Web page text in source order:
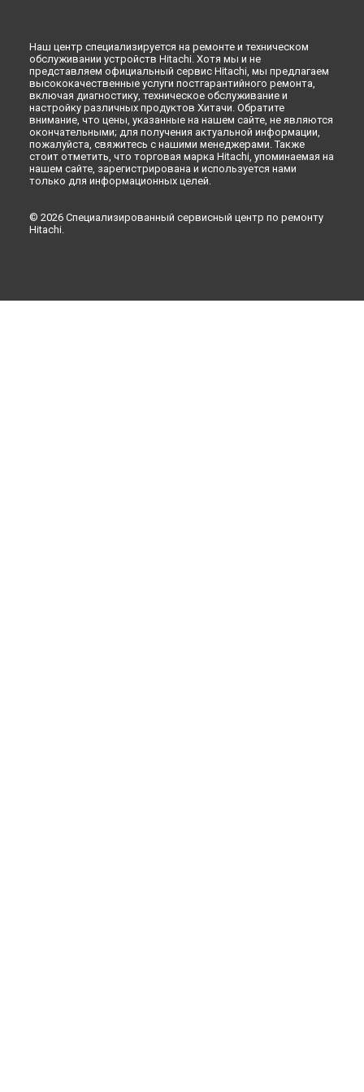
Набережных Челнах
Ремонт холодильника R-B410PUC6SLS Hitachi в
Наш центр специализируется на ремонте и техническом
обслуживании устройств Hitachi. Хотя мы и не
представляем официальный сервис Hitachi, мы предлагаем
высококачественные услуги постгарантийного ремонта,
включая диагностику, техническое обслуживание и
настройку различных продуктов Хитачи. Обратите
внимание, что цены, указанные на нашем сайте, не являются
окончательными; для получения актуальной информации,
пожалуйста, свяжитесь с нашими менеджерами. Также
стоит отметить, что торговая марка Hitachi, упоминаемая на
нашем сайте, зарегистрирована и используется нами
только для информационных целей.
© 2026 Специализированный сервисный центр по ремонту
Hitachi.